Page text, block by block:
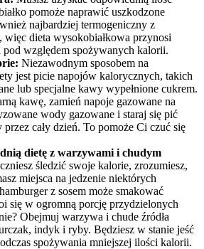
pomoże naprawić uszkodzone
najbardziej termogeniczny z
więc dieta wysokobiałkowa przynosi
pod względem spożywanych kalorii.
Niezawodnym sposobem na
jest picie napojów kalorycznych, takich
lub specjalne kawy wypełnione cukrem.
kawę, zamień napoje gazowane na
wody gazowane i staraj się pić
cały dzień. To pomoże Ci czuć się
dietę z warzywami i chudym
śledzić swoje kalorie, zrozumiesz,
miejsca na jedzenie niektórych
z sosem może smakować
się w ogromną porcję przydzielonych
Obejmuj warzywa i chude źródła
indyk i ryby. Będziesz w stanie jeść
spożywania mniejszej ilości kalorii.